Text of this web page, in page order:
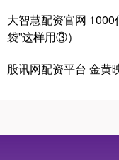
大智慧配资官网
袋”这样用③）
股讯网配资平台 金黄